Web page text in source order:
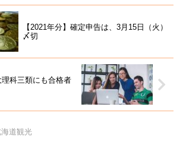
【2021年分】確定申告は、3月15日（火）
〆切
理科三類にも合格者
道観光